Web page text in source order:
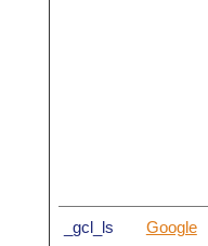
_gcl_ls Google